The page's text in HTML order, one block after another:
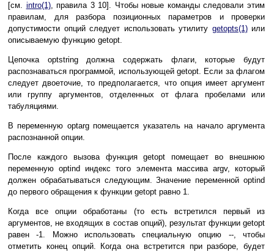
[см. intro(1), правила 3 10]. Чтобы новые команды следовали этим
правилам, для разбора позиционных параметров и проверки
допустимости опций следует использовать утилиту getopts(1)или
описываемую функцию getopt.
Цепочка optstring должна содержать флаги, которые будут
распознаваться программой, использующей getopt. Если за флагом
следует двоеточие, то предполагается, что опция имеет аргумент
или группу аргументов, отделенных от флага пробелами или
табуляциями.
В переменную optarg помещается указатель на начало аргумента
распознанной опции.
После каждого вызова функция getopt помещает во внешнюю
переменную optind индекс того элемента массива argv, который
должен обрабатываться следующим. Значение переменной optind
до первого обращения к функции getopt равно 1.
Когда все опции обработаны (то есть встретился первый из
аргументов, не входящих в состав опций), результат функции getopt
равен -1. Можно использовать специальную опцию --, чтобы
отметить конец опций. Когда она встретится при разборе, будет